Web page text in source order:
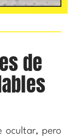
de
ocultar, pero